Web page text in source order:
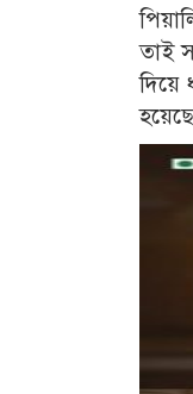
তাই
দিয়ে